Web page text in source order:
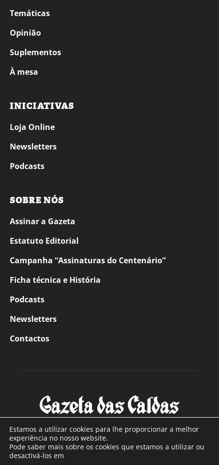
Temáticas
Opinião
Suplementos
À mesa
INICIATIVAS
Loja Online
Newsletters
Podcasts
SOBRE NÓS
Assinar a Gazeta
Estatuto Editorial
Campanha “Assinaturas do Centenário”
Ficha técnica e História
Podcasts
Newsletters
Contactos
SOBRE NÓS
Estamos a utilizar cookies para lhe proporcionar a melhor
experiência no nosso website.
Pode saber mais sobre os cookies que estamos a utilizar ou
desactivá-los em